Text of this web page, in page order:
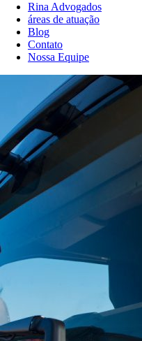
Rina Advogados
áreas de atuação
Blog
Contato
Nossa Equipe